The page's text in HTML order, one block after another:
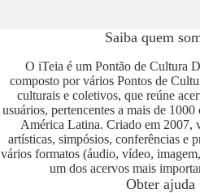
Saiba quem
O iTeia é um Pontão de Cultura
composto por vários Pontos de
culturais e coletivos, que reúne
usuários, pertencentes a mais de
América Latina. Criado em 2007,
artísticas, simpósios, conferências e
vários formatos (áudio, vídeo,
um dos acervos mais
Obter ajuda